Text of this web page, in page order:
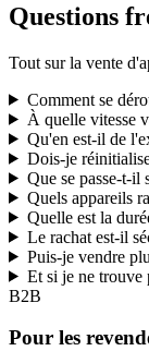
Questions
Tout sur la vente
Comment se
À quelle vitesse
Qu'en est-il de
Dois-je
Que se passe-t-il
Quels appareils
Quelle est la
Le rachat est-il
Puis-je vendre
Et si je ne trouve
B2B
Pour les